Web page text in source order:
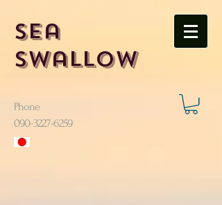
Sea
Swallow
Phone
​090-3227-6259